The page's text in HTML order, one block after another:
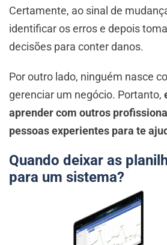
Certamente, ao sinal de
identificar os erros e depois
decisões para conter danos.
Por outro lado, ninguém nasce
gerenciar um negócio. Portanto,
aprender com outros
pessoas experientes para te
Quando deixar as
para um sistema?